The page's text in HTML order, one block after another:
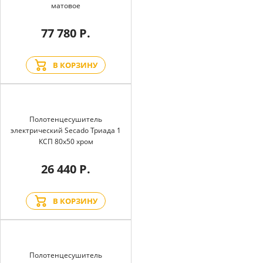
матовое
77 780 Р.
В КОРЗИНУ
Полотенцесушитель
электрический Secado Триада 1
КСП 80x50 хром
26 440 Р.
В КОРЗИНУ
Полотенцесушитель